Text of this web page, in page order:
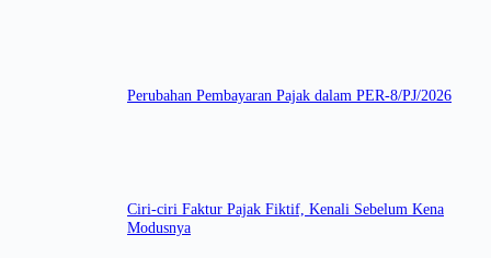
Perubahan Pembayaran Pajak dalam PER-8/PJ/2026
Ciri-ciri Faktur Pajak Fiktif, Kenali Sebelum Kena
Modusnya